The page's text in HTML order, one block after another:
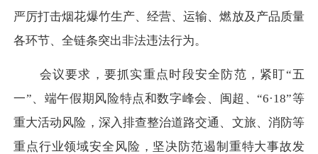
严厉打击烟花爆竹生产、经营、运输、燃放及产品质量
各环节、全链条突出非法违法行为。
会议要求，要抓实重点时段安全防范，紧盯“五
一”、端午假期风险特点和数字峰会、闽超、“6·18”等
重大活动风险，深入排查整治道路交通、文旅、消防等
重点行业领域安全风险，坚决防范遏制重特大事故发